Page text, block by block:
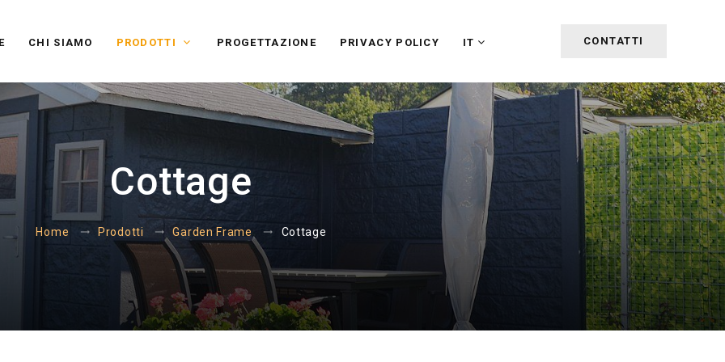
CONTATTI
CHI SIAMO PRODOTTI PROGETTAZIONE PRIVACY POLICY IT
Cottage
Home Prodotti Garden Frame Cottage